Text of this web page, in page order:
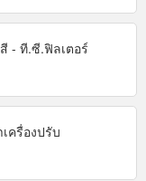
- ที.ซี.ฟิลเตอร์
ครื่องปรับ